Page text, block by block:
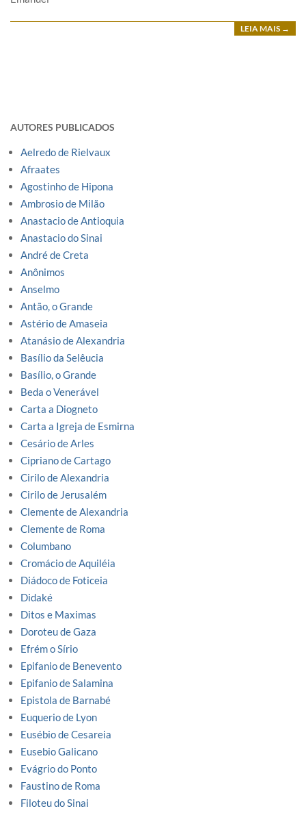
LEIA MAIS →
AUTORES PUBLICADOS
Aelredo de Rielvaux
Afraates
Agostinho de Hipona
Ambrosio de Milão
Anastacio de Antioquia
Anastacio do Sinai
André de Creta
Anônimos
Anselmo
Antão, o Grande
Astério de Amaseia
Atanásio de Alexandria
Basílio da Selêucia
Basílio, o Grande
Beda o Venerável
Carta a Diogneto
Carta a Igreja de Esmirna
Cesário de Arles
Cipriano de Cartago
Cirilo de Alexandria
Cirilo de Jerusalém
Clemente de Alexandria
Clemente de Roma
Columbano
Cromácio de Aquiléia
Diádoco de Foticeia
Didaké
Ditos e Maximas
Doroteu de Gaza
Efrém o Sírio
Epifanio de Benevento
Epifanio de Salamina
Epistola de Barnabé
Euquerio de Lyon
Eusébio de Cesareia
Eusebio Galicano
Evágrio do Ponto
Faustino de Roma
Filoteu do Sinai